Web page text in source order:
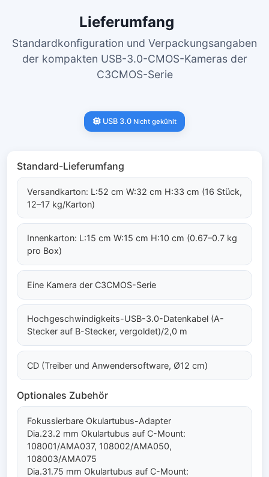
Lieferumfang
Standardkonfiguration und Verpackungsangaben
der kompakten USB-3.0-CMOS-Kameras der
C3CMOS-Serie
USB 3.0 Nicht gekühlt
Standard-Lieferumfang
Versandkarton: L:52 cm W:32 cm H:33 cm (16 Stück,
12–17 kg/Karton)
Innenkarton: L:15 cm W:15 cm H:10 cm (0.67–0.7 kg
pro Box)
Eine Kamera der C3CMOS-Serie
Hochgeschwindigkeits-USB-3.0-Datenkabel (A-
Stecker auf B-Stecker, vergoldet)/2,0 m
CD (Treiber und Anwendersoftware, Ø12 cm)
Optionales Zubehör
Fokussierbare Okulartubus-Adapter
Dia.23.2 mm Okulartubus auf C-Mount:
108001/AMA037, 108002/AMA050,
108003/AMA075
Dia.31.75 mm Okulartubus auf C-Mount: